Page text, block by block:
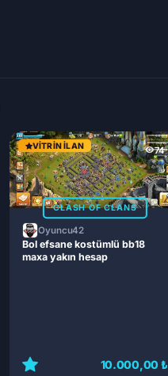
74
VITRIN İLAN
CLASH OF CLANS
Oyuncu42
Bol efsane kostümlü bb18
maxa yakın hesap
10.000,00 ₺